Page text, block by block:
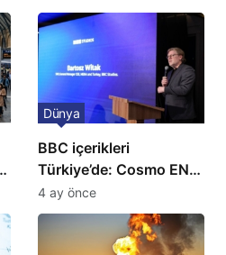
BBC içerikleri
Türkiye’de: Cosmo EN
ve BBC Player yayında
Dünya
4 ay önce